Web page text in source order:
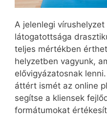
A jelenlegi
látogatottsága
teljes mértékben
helyzetben vagyunk,
elővigyázatosnak
áttért ismét az online
segítse a kliensek
formátumokat